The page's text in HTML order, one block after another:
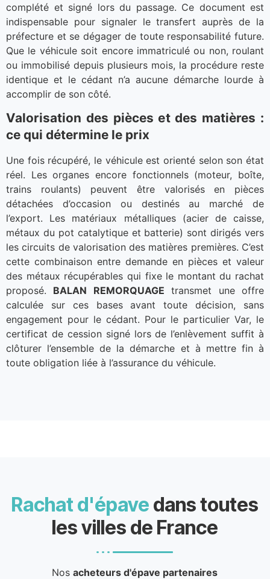
complété et signé lors du passage. Ce document est
indispensable pour signaler le transfert auprès de la
préfecture et se dégager de toute responsabilité future.
Que le véhicule soit encore immatriculé ou non, roulant
ou immobilisé depuis plusieurs mois, la procédure reste
identique et le cédant n’a aucune démarche lourde à
accomplir de son côté.
Valorisation des pièces et des matières :
ce qui détermine le prix
Une fois récupéré, le véhicule est orienté selon son état
réel. Les organes encore fonctionnels (moteur, boîte,
trains roulants) peuvent être valorisés en pièces
détachées d’occasion ou destinés au marché de
l’export. Les matériaux métalliques (acier de caisse,
métaux du pot catalytique et batterie) sont dirigés vers
les circuits de valorisation des matières premières. C’est
cette combinaison entre demande en pièces et valeur
des métaux récupérables qui fixe le montant du rachat
proposé. BALAN REMORQUAGE transmet une offre
calculée sur ces bases avant toute décision, sans
engagement pour le cédant. Pour le particulier Var, le
certificat de cession signé lors de l’enlèvement suffit à
clôturer l’ensemble de la démarche et à mettre fin à
toute obligation liée à l’assurance du véhicule.
Rachat d'épave dans toutes
les villes de France
Nosacheteurs d'épave partenaires